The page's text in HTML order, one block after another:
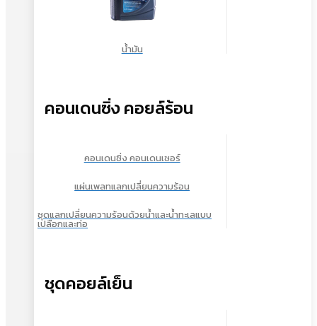
น้ำมัน
คอนเดนซิ่ง คอยล์ร้อน
คอนเดนซิ่ง คอนเดนเซอร์
แผ่นเพลทแลกเปลี่ยนความร้อน
ชุดแลกเปลี่ยนความร้อนด้วยน้ำและน้ำทะเลแบบ
เปลือกและท่อ
ชุดคอยล์เย็น